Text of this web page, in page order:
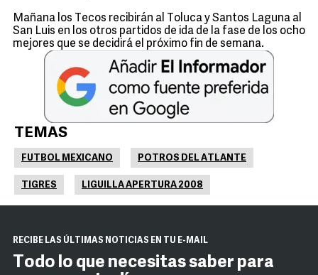
Mañana los Tecos recibirán al Toluca y Santos Laguna al
San Luis en los otros partidos de ida de la fase de los ocho
mejores que se decidirá el próximo fin de semana.
TEMAS
FUTBOL MEXICANO POTROS DEL ATLANTE
TIGRES LIGUILLA APERTURA 2008
RECIBE LAS ÚLTIMAS NOTICIAS EN TU E-MAIL
Todo lo que necesitas saber para